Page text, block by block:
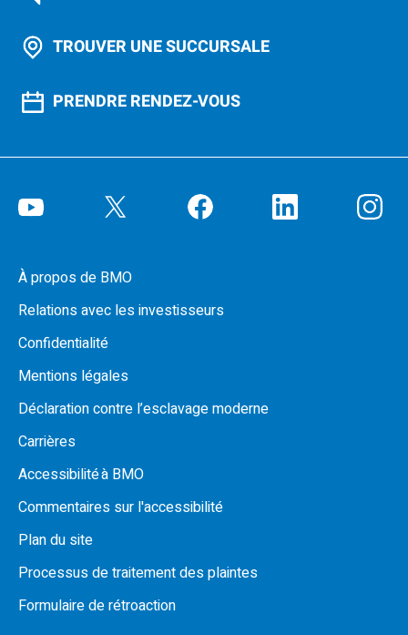
TROUVER UNE SUCCURSALE
PRENDRE RENDEZ-VOUS
À propos de BMO
Relations avec les investisseurs
Confidentialité
Mentions légales
Déclaration contre l’esclavage moderne
Carrières
Accessibilité à BMO
Commentaires sur l'accessibilité
Plan du site
Processus de traitement des plaintes
Formulaire de rétroaction